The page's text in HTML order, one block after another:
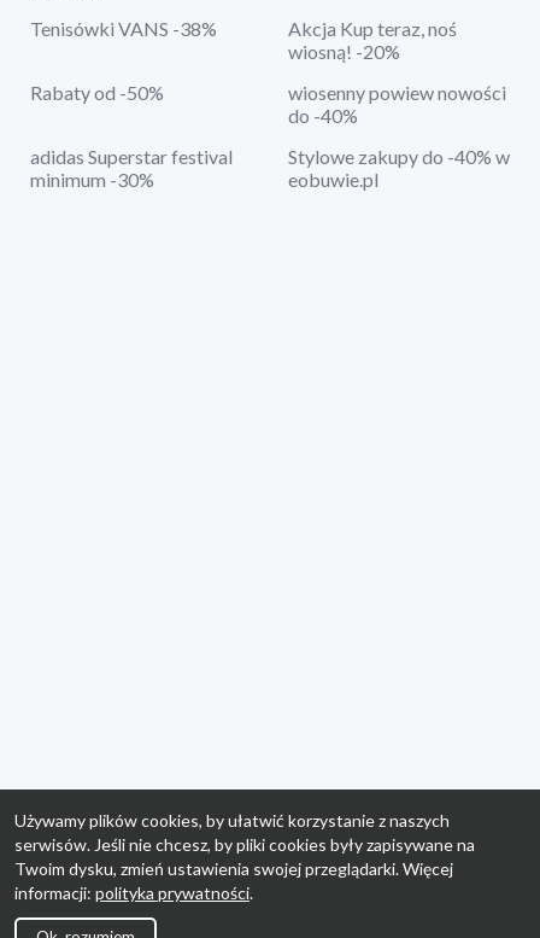
Tenisówki VANS -38%
Akcja Kup teraz, noś
wiosną! -20%
Rabaty od -50%
wiosenny powiew nowości
do -40%
adidas Superstar festival
minimum -30%
Stylowe zakupy do -40% w
eobuwie.pl
Używamy plików cookies, by ułatwić korzystanie z naszych
serwisów. Jeśli nie chcesz, by pliki cookies były zapisywane na
Twoim dysku, zmień ustawienia swojej przeglądarki. Więcej
informacji: polityka prywatności.